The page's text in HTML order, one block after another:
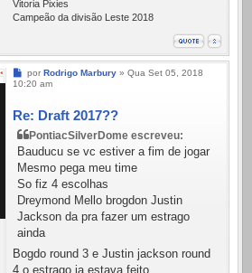
Vitoria Pixies
Campeão da divisão Leste 2018
Mensagem
por Rodrigo Marbury» Qua Set 05, 2018
10:20 am
Re: Draft 2017??
PontiacSilverDome escreveu:
Bauducu se vc estiver a fim de jogar
Mesmo pega meu time
So fiz 4 escolhas
Dreymond Mello brogdon Justin
Jackson da pra fazer um estrago
ainda
Bogdo round 3 e Justin jackson round
4 o estrago ja estava feito...